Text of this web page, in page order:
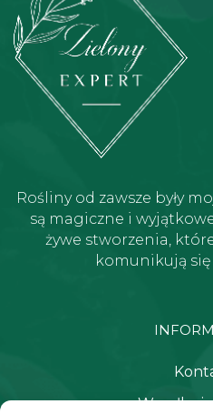
Rośliny od zawsze były
są magiczne i
żywe stworzenia, które
komunikują się
Wysyłka i